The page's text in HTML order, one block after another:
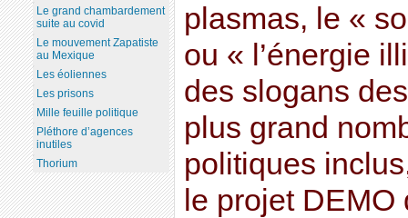
plasmas, le «
ou « l’énergie
des slogans
plus grand
politiques
le projet
Le grand chambardement
suite au covid
Le mouvement Zapatiste
au Mexique
Les éoliennes
Les prisons
Mille feuille politique
Pléthore d’agences
inutiles
Thorium